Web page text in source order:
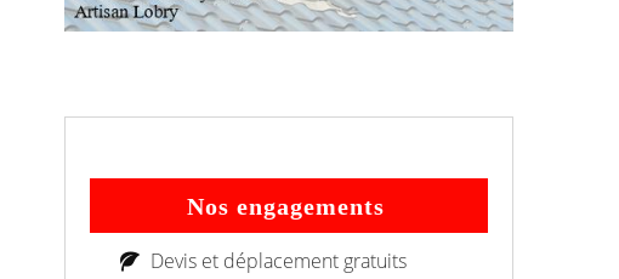
Nos engagements
Devis et déplacement gratuits